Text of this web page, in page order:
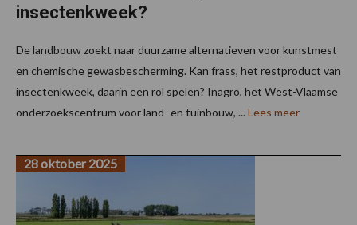
insectenkweek?
De landbouw zoekt naar duurzame alternatieven voor kunstmest
en chemische gewasbescherming. Kan frass, het restproduct van
insectenkweek, daarin een rol spelen? Inagro, het West-Vlaamse
onderzoekscentrum voor land- en tuinbouw, ... Lees meer
28 oktober 2025